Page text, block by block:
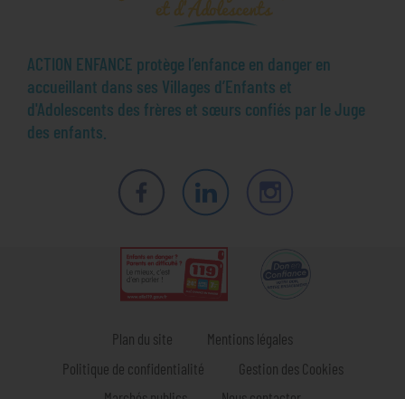
ACTION ENFANCE protège l’enfance en danger en
accueillant dans ses Villages d’Enfants et
d'Adolescents des frères et sœurs confiés par le Juge
des enfants.
Plan du site
Mentions légales
Politique de confidentialité
Gestion des Cookies